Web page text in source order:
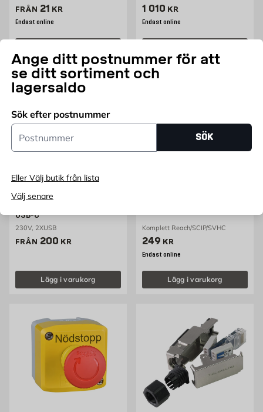
Ange ditt postnummer för att
se ditt sortiment och
lagersaldo
Sök efter postnummer
Postnummer
SÖK
Eller Välj butik från lista
Välj senare
FRÅN Pris 21 kr
21 KR
Endast online
Pris 1010 kr
1 010 KR
Endast online
GPBM NORDIC
USB-C
230V, 2XUSB
FRÅN Pris 200 kr
200 KR
Lägg i varukorg
Komplett Reach/SCIP/SVHC
Pris 249 kr
249 KR
Endast online
Lägg i varukorg